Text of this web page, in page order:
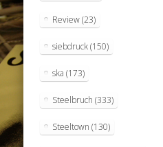
Review(23)
siebdruck(150)
ska (173)
Steelbruch (333)
Steeltown (130)